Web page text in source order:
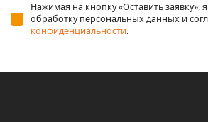
Нажимая на кнопку «Оставить заявку»,
обработку персональных данных и
конфиденциальности.